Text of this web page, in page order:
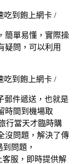
簡單易懂，實際操
疑問，可以利用
郵件遞送，也就是
時間到機場取
行當天才臨時購
沒問題，解決了傳
問題，
客服，即時提供解